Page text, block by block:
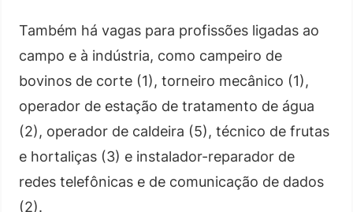
Também há vagas para profissões ligadas ao
campo e à indústria, como campeiro de
bovinos de corte (1), torneiro mecânico (1),
operador de estação de tratamento de água
(2), operador de caldeira (5), técnico de frutas
e hortaliças (3) e instalador-reparador de
redes telefônicas e de comunicação de dados
(2).